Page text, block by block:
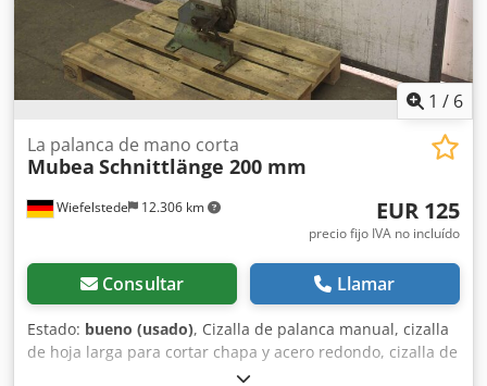
1 / 6
Wiefelstede 12.306 km
La palanca de mano corta
Mubea Schnittlänge 200 mm
EUR 125
precio fijo IVA no incluído
Consultar Llamar
Estado: bueno (usado), Cizalla de palanca manual, cizalla
de hoja larga para cortar chapa y acero redondo, cizalla de
palanca. -Mubea: Cizalla para cortar chapa y acero